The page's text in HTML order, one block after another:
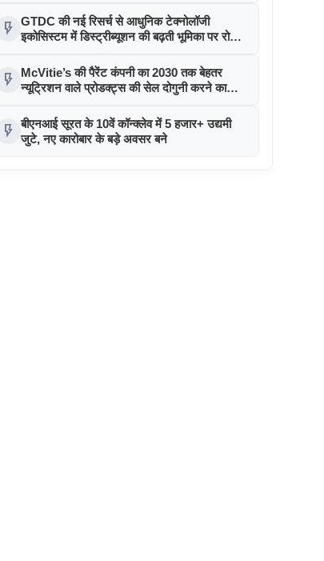
flash_on GTDC की नई रिसर्च से आधुनिक टेक्नोलॉजी
इकोसिस्टम में डिस्ट्रीब्यूशन की बढ़ती भूमिका पर रोशनी
flash_on
McVitie’s की पैरेंट कंपनी का 2030 तक बेहतर
न्यूट्रिशन वाले प्रोडक्ट्स की सेल दोगुनी करने का
flash_on बीएनआई सूरत के 10वें कॉन्क्लेव में 5 हजार+ उद्यमी
जुटे, नए कारोबार के बड़े अवसर बने